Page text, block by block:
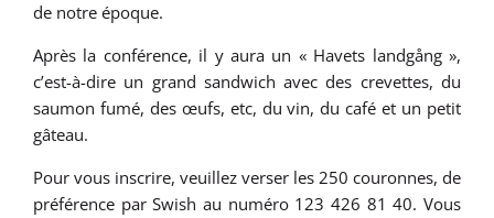
de notre époque.
Après la conférence, il y aura un « Havets landgång »,
c’est-à-dire un grand sandwich avec des crevettes, du
saumon fumé, des œufs, etc, du vin, du café et un petit
gâteau.
Pour vous inscrire, veuillez verser les 250 couronnes, de
préférence par Swish au numéro 123 426 81 40. Vous